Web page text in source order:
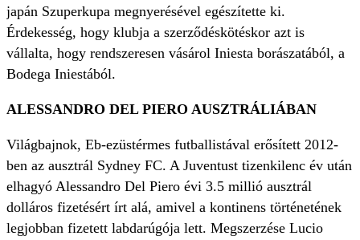
japán Szuperkupa megnyerésével egészítette ki.
Érdekesség, hogy klubja a szerződéskötéskor azt is
vállalta, hogy rendszeresen vásárol Iniesta borászatából, a
Bodega Iniestából.
ALESSANDRO DEL PIERO AUSZTRÁLIÁBAN
Világbajnok, Eb-ezüstérmes futballistával erősített 2012-
ben az ausztrál Sydney FC. A Juventust tizenkilenc év után
elhagyó Alessandro Del Piero évi 3.5 millió ausztrál
dolláros fizetésért írt alá, amivel a kontinens történetének
legjobban fizetett labdarúgója lett. Megszerzése Lucio